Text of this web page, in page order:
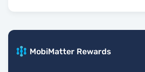
MobiMatter Rewards